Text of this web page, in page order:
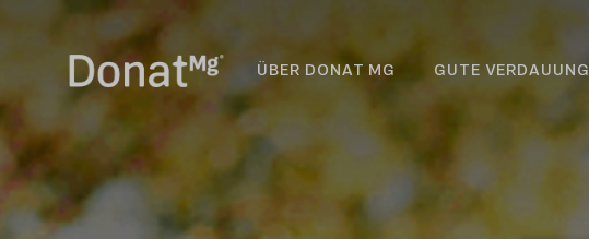
ÜBER DONAT MG GUTE VERDAUUNG